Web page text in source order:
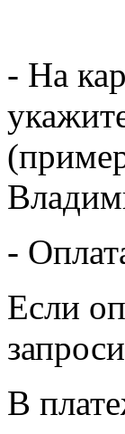
- На
-
Если
В